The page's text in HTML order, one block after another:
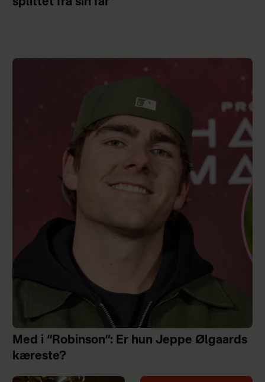
splittet fra sin far
Med i “Robinson”: Er hun Jeppe Ølgaards
kæreste?